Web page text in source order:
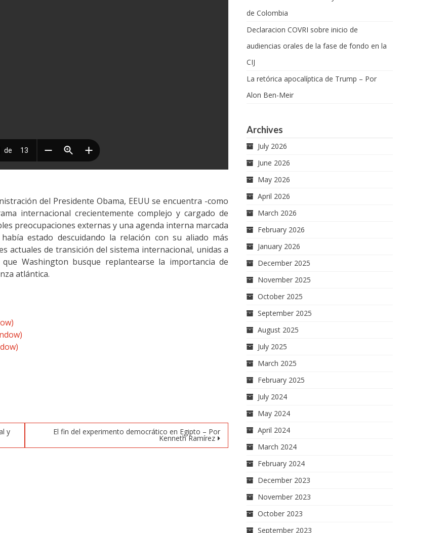
del Presidente Obama, EEUU se encuentra -como
internacional crecientemente complejo y cargado de
preocupaciones externas y una agenda interna marcada
estado descuidando la relación con su aliado más
actuales de transición del sistema internacional, unidas a
Washington busque replantearse la importancia de
atlántica.
y El fin del experimento democrático en Egipto – Por
Kenneth Ramírez
de Colombia
Declaracion COVRI sobre inicio de
audiencias orales de la fase de fondo en la
CIJ
La retórica apocalíptica de Trump – Por
Alon Ben-Meir
Archives
July 2026
June 2026
May 2026
April 2026
March 2026
February 2026
January 2026
December 2025
November 2025
October 2025
September 2025
August 2025
July 2025
March 2025
February 2025
July 2024
May 2024
April 2024
March 2024
February 2024
December 2023
November 2023
October 2023
September 2023